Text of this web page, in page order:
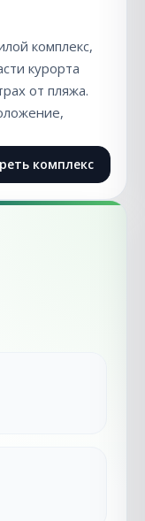
комплекс,
курорта
от пляжа.
комплекс